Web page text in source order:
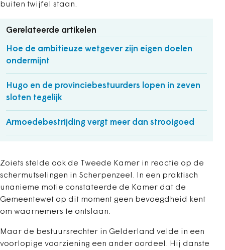
buiten twijfel staan.
Gerelateerde artikelen
Hoe de ambitieuze wetgever zijn eigen doelen
ondermijnt
Hugo en de provinciebestuurders lopen in zeven
sloten tegelijk
Armoedebestrijding vergt meer dan strooigoed
Zoiets stelde ook de Tweede Kamer in reactie op de
schermutselingen in Scherpenzeel. In een praktisch
unanieme motie constateerde de Kamer dat de
Gemeentewet op dit moment geen bevoegdheid kent
om waarnemers te ontslaan.
Maar de bestuursrechter in Gelderland velde in een
voorlopige voorziening een ander oordeel. Hij danste